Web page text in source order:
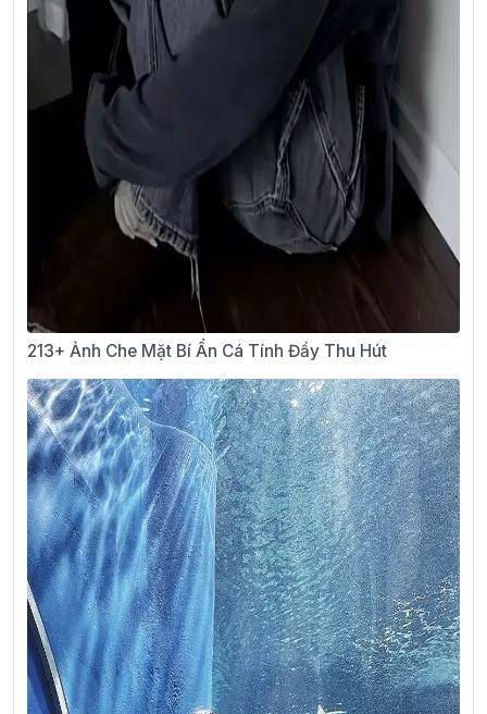
213+ Ảnh Che Mặt Bí Ẩn Cá Tính Đầy Thu Hút